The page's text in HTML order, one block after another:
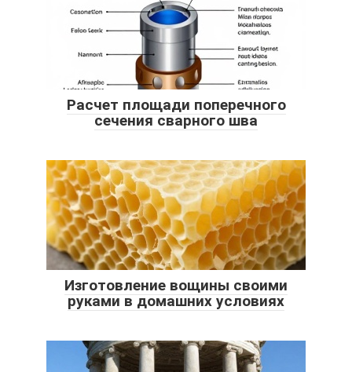
Расчет площади поперечного
сечения сварного шва
Изготовление вощины своими
руками в домашних условиях